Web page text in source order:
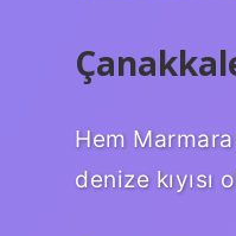
Hem Marmara
denize